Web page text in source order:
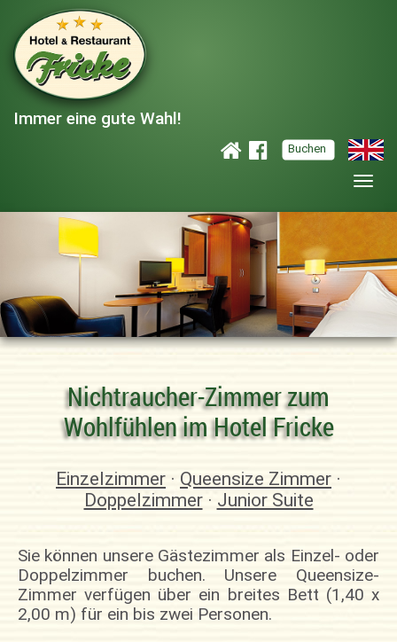
Immer eine gute Wahl!
Buchen
Nichtraucher-Zimmer zum
Wohlfühlen im Hotel Fricke
Einzelzimmer · Queensize Zimmer ·
Doppelzimmer· Junior Suite
Sie können unsere Gästezimmer als Einzel- oder
Doppelzimmer buchen. Unsere Queensize-
Zimmer verfügen über ein breites Bett (1,40 x
2,00 m) für ein bis zwei Personen.